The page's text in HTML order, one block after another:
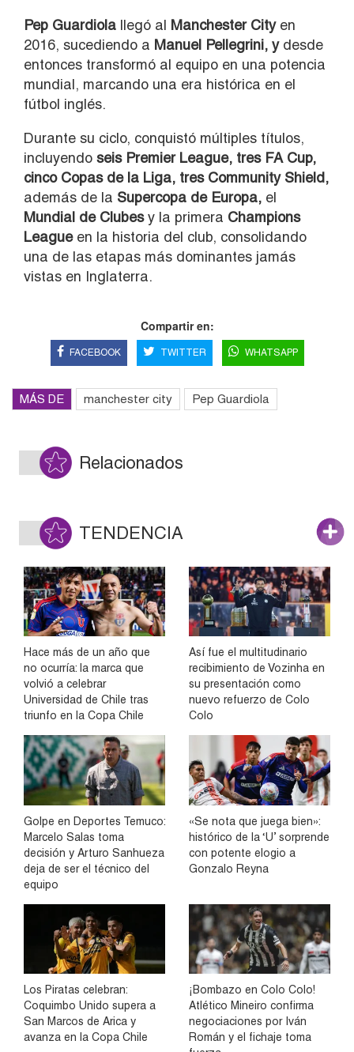
Pep Guardiola llegó al Manchester City en
2016, sucediendo a Manuel Pellegrini, ydesde
entonces transformó al equipo en una potencia
mundial, marcando una era histórica en el
fútbol inglés.
Durante su ciclo, conquistó múltiples títulos,
incluyendo seis Premier League, tres FA Cup,
cinco Copas de la Liga, tres Community Shield,
además de la Supercopa de Europa, el
Mundial de Clubesy la primera Champions
Leagueen la historia del club, consolidando
una de las etapas más dominantes jamás
vistas en Inglaterra.
Compartir en:
FACEBOOK TWITTER WHATSAPP
MÁS DE manchester city Pep Guardiola
Relacionados
TENDENCIA
Hace más de un año que
no ocurría: la marca que
volvió a celebrar
Universidad de Chile tras
triunfo en la Copa Chile
Así fue el multitudinario
recibimiento de Vozinha en
su presentación como
nuevo refuerzo de Colo
Colo
Golpe en Deportes Temuco:
Marcelo Salas toma
decisión y Arturo Sanhueza
deja de ser el técnico del
equipo
«Se nota que juega bien»:
histórico de la ‘U’ sorprende
con potente elogio a
Gonzalo Reyna
Los Piratas celebran:
Coquimbo Unido supera a
San Marcos de Arica y
avanza en la Copa Chile
¡Bombazo en Colo Colo!
Atlético Mineiro confirma
negociaciones por Iván
Román y el fichaje toma